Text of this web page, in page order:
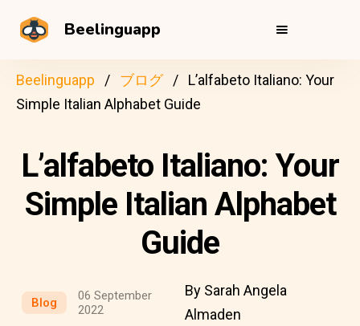
Beelinguapp
Beelinguapp ブログ
L’alfabeto Italiano: Your
Simple Italian Alphabet Guide
L’alfabeto Italiano: Your
Simple Italian Alphabet
Guide
Blog
06 September
2022
By Sarah Angela
Almaden